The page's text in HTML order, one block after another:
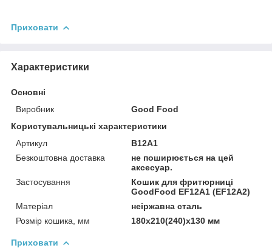
Приховати
Характеристики
Основні
Виробник
Good Food
Користувальницькі характеристики
Артикул
B12A1
Безкоштовна доставка
не поширюється на цей
аксесуар.
Застосування
Кошик для фритюрниці
GoodFood EF12A1 (EF12A2)
Матеріал
неіржавна сталь
Розмір кошика, мм
180х210(240)х130 мм
Приховати